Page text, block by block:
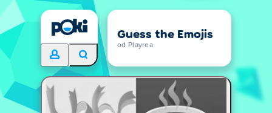
Guess the Emojis
od Playrea